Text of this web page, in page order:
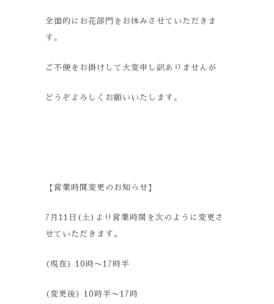
全面的にお花部門をお休みさせていただきま
す。
ご不便をお掛けして大変申し訳ありませんが
どうぞよろしくお願いいたします。
【営業時間変更のお知らせ】
7 月 11 日 (土) より営業時間を次のように変更さ
せていただきます。
(現在) 10 時〜 17 時半
(変更後) 10 時半〜 17 時